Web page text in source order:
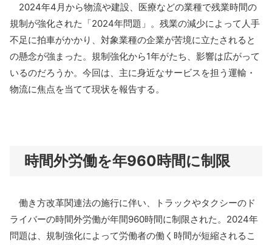
2024年4月から物流や建設、医療などの業種で残業時間の
規制が強化された「2024年問題」。残業の減少によって人手
不足に拍車がかかり、対象業種の企業が苦境に立たされると
の懸念が強まった。規制強化から1年がたち、影響は広がって
いるのだろうか。今回は、主に身近なサービスを担う運輸・
物流に焦点を当てて現状を報告する。
時間外労働を年960時間に制限
働き方改革関連法の施行に伴い、トラックやタクシーのド
ライバーの時間外労働が年間960時間に制限された。2024年
問題は、規制強化によって労働者の働く時間が短縮されるこ